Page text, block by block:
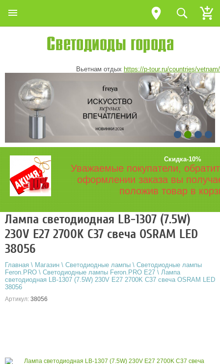
Вьетнам отдых https://p-tour.ru/countries/vetnam/
Скидка-10%
Уважаемые покупатели,
оформлении заказа вы
положив товар в
Лампа светодиодная LB-1307 (7.5W)
230V E27 2700K C37 свеча OSRAM LED
38056
Главная \ Магазин \ Светодиодные лампы \ Светодиодные лампы
Feron.PRO \ Светодиодные лампы Feron.PRO E27 \ Лампа
светодиодная LB-1307 (7.5W) 230V E27 2700K C37 свеча OSRAM LED
38056
Артикул: 38056